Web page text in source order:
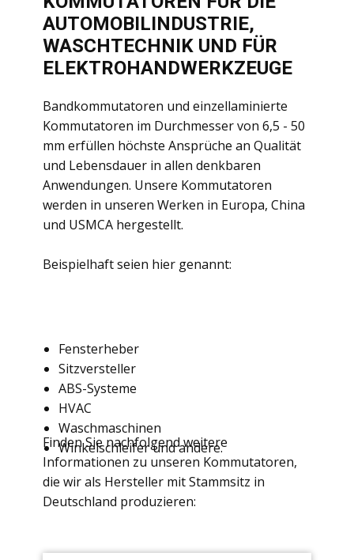
AUTOMOBILINDUSTRIE,
WASCHTECHNIK UND FÜR
ELEKTROHANDWERKZEUGE
Bandkommutatoren und einzellaminierte
Kommutatoren im Durchmesser von 6,5 - 50
mm erfüllen höchste Ansprüche an Qualität
und Lebensdauer in allen denkbaren
Anwendungen. Unsere Kommutatoren
werden in unseren Werken in Europa, China
und USMCA hergestellt.
Beispielhaft seien hier genannt:
Finden Sie nachfolgend weitere
Informationen zu unseren Kommutatoren,
die wir als Hersteller mit Stammsitz in
Deutschland produzieren:
Fensterheber
Sitzversteller
ABS-Systeme
HVAC
Waschmaschinen
Winkelschleifer und andere.